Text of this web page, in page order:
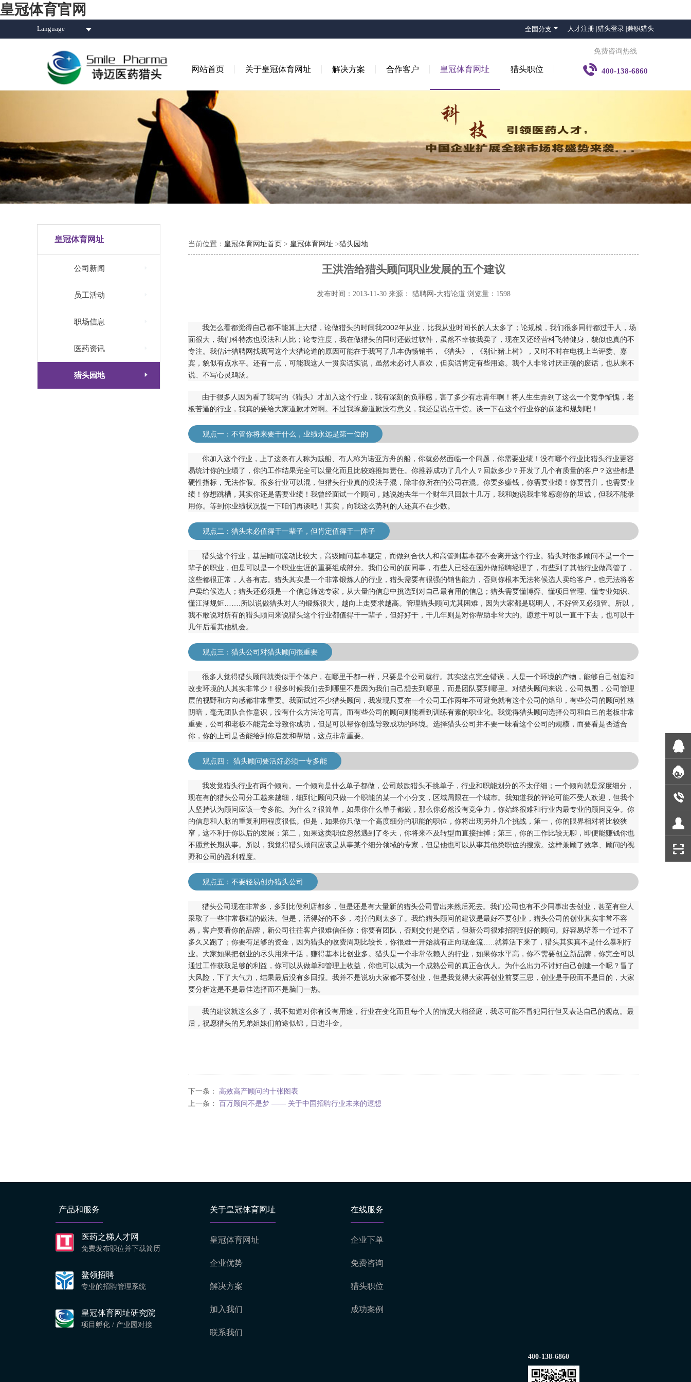
皇冠体育官网
Language 全国分支  人才注册 |猎头登录 |兼职猎头
网站首页 关于皇冠体育网址 解决方案 合作客户 皇冠体育网址 猎头职位
免费咨询热线
 400-138-6860
皇冠体育网址
公司新闻
员工活动
职场信息
医药资讯
猎头园地 
当前位置： 皇冠体育网址首页 > 皇冠体育网址 >猎头园地
王洪浩给猎头顾问职业发展的五个建议
发布时间：2013-11-30 来源： 猎聘网-大猎论道 浏览量：1598
我怎么看都觉得自己都不能算上大猎，论做猎头的时间我2002年从业，比我从业时间长的人太多了；论规模，我们很多同行都过千人，场
面很大，我们科特杰也没法和人比；论专注度，我在做猎头的同时还做过软件，虽然不幸被我卖了，现在又还经营科飞特健身，貌似也真的不
专注。我估计猎聘网找我写这个大猎论道的原因可能在于我写了几本伪畅销书，《猎头》，《别让猪上树》，又时不时在电视上当评委、嘉
宾，貌似有点水平。还有一点，可能我这人一贯实话实说，虽然未必讨人喜欢，但实话肯定有些用途。我个人非常讨厌正确的废话，也从来不
说、不写心灵鸡汤。
由于很多人因为看了我写的《猎头》才加入这个行业，我有深刻的负罪感，害了多少有志青年啊！将人生生弄到了这么一个竞争惭愧，老
板苦逼的行业，我真的要给大家道歉才对啊。不过我琢磨道歉没有意义，我还是说点干货。谈一下在这个行业你的前途和规划吧！
观点一：不管你将来要干什么，业绩永远是第一位的
你加入这个行业，上了这条有人称为贼船、有人称为诺亚方舟的船，你就必然面临一个问题，你需要业绩！没有哪个行业比猎头行业更容
易统计你的业绩了，你的工作结果完全可以量化而且比较难推卸责任。你推荐成功了几个人？回款多少？开发了几个有质量的客户？这些都是
硬性指标，无法作假。很多行业可以混，但猎头行业真的没法子混，除非你所在的公司在混。你要多赚钱，你需要业绩！你要晋升，也需要业
绩！你想跳槽，其实你还是需要业绩！我曾经面试一个顾问，她说她去年一个财年只回款十几万，我和她说我非常感谢你的坦诚，但我不能录
用你。等到你业绩状况提一下咱们再谈吧！其实，向我这么势利的人还真不在少数。
观点二：猎头未必值得干一辈子，但肯定值得干一阵子
猎头这个行业，基层顾问流动比较大，高级顾问基本稳定，而做到合伙人和高管则基本都不会离开这个行业。猎头对很多顾问不是一个一
辈子的职业，但是可以是一个职业生涯的重要组成部分。我们公司的前同事，有些人已经在国外做招聘经理了，有些到了其他行业做高管了，
这些都很正常，人各有志。猎头其实是一个非常锻炼人的行业，猎头需要有很强的销售能力，否则你根本无法将候选人卖给客户，也无法将客
户卖给候选人；猎头还必须是一个信息筛选专家，从大量的信息中挑选到对自己最有用的信息；猎头需要懂博弈、懂项目管理、懂专业知识、
懂江湖规矩…….所以说做猎头对人的锻炼很大，越向上走要求越高。管理猎头顾问尤其困难，因为大家都是聪明人，不好管又必须管。所以，
我不敢说对所有的猎头顾问来说猎头这个行业都值得干一辈子，但好好干，干几年则是对你帮助非常大的。愿意干可以一直干下去，也可以干
几年后看其他机会。
观点三：猎头公司对猎头顾问很重要
很多人觉得猎头顾问就类似于个体户，在哪里干都一样，只要是个公司就行。其实这点完全错误，人是一个环境的产物，能够自己创造和
改变环境的人其实非常少！很多时候我们去到哪里不是因为我们自己想去到哪里，而是团队要到哪里。对猎头顾问来说，公司氛围，公司管理
层的视野和方向感都非常重要。我面试过不少猎头顾问，我发现只要在一个公司工作两年不可避免就有这个公司的烙印，有些公司的顾问性格
阴暗，毫无团队合作意识，没有什么方法论可言。而有些公司的顾问则能看到训练有素的职业化。我觉得猎头顾问选择公司和自己的老板非常
重要，公司和老板不能完全导致你成功，但是可以帮你创造导致成功的环境。选择猎头公司并不要一味看这个公司的规模，而要看是否适合
你，你的上司是否能给到你启发和帮助，这点非常重要。
观点四： 猎头顾问要活好必须一专多能
我发觉猎头行业有两个倾向。一个倾向是什么单子都做，公司鼓励猎头不挑单子，行业和职能划分的不太仔细；一个倾向就是深度细分，
现在有的猎头公司分工越来越细，细到让顾问只做一个职能的某一个小分支，区域局限在一个城市。我知道我的评论可能不受人欢迎，但我个
人坚持认为顾问应该一专多能。为什么？很简单，如果你什么单子都做，那么你必然没有竞争力，你始终很难和行业内最专业的顾问竞争。你
的信息和人脉的重复利用程度很低。但是，如果你只做一个高度细分的职能的职位，你将出现另外几个挑战，第一，你的眼界相对将比较狭
窄，这不利于你以后的发展；第二，如果这类职位忽然遇到了冬天，你将来不及转型而直接挂掉；第三，你的工作比较无聊，即便能赚钱你也
不愿意长期从事。所以，我觉得猎头顾问应该是从事某个细分领域的专家，但是他也可以从事其他类职位的搜索。这样兼顾了效率、顾问的视
野和公司的盈利程度。
观点五：不要轻易创办猎头公司
猎头公司现在非常多，多到比便利店都多，但是还是有大量新的猎头公司冒出来然后死去。我们公司也有不少同事出去创业，甚至有些人
采取了一些非常极端的做法。但是，活得好的不多，垮掉的则太多了。我给猎头顾问的建议是最好不要创业，猎头公司的创业其实非常不容
易，客户要看你的品牌，新公司往往客户很难信任你；你要有团队，否则交付是空话，但新公司很难招聘到好的顾问。好容易培养一个过不了
多久又跑了；你要有足够的资金，因为猎头的收费周期比较长，你很难一开始就有正向现金流…..就算活下来了，猎头其实真不是什么暴利行
业。大家如果把创业的尽头用来干活，赚得基本比创业多。猎头是一个非常依赖人的行业，如果你水平高，你不需要创立新品牌，你完全可以
通过工作获取足够的利益，你可以从做单和管理上收益，你也可以成为一个成熟公司的真正合伙人。为什么出力不讨好自己创建一个呢？冒了
大风险，下了大气力，结果最后没有多回报。我并不是说劝大家都不要创业，但是我觉得大家再创业前要三思，创业是手段而不是目的，大家
要分析这是不是最佳选择而不是脑门一热。
我的建议就这么多了，我不知道对你有没有用途，行业在变化而且每个人的情况大相径庭，我尽可能不冒犯同行但又表达自己的观点。最
后，祝愿猎头的兄弟姐妹们前途似锦，日进斗金。
下一条： 高效高产顾问的十张图表
上一条：
百万顾问不是梦 —— 关于中国招聘行业未来的遐想
产品和服务
医药之梯人才网
免费发布职位并下载简历
鳌领招聘
专业的招聘管理系统
皇冠体育网址研究院
项目孵化 / 产业园对接
关于皇冠体育网址
皇冠体育网址
企业优势
解决方案
加入我们
联系我们
在线服务
企业下单
免费咨询
猎头职位
成功案例
400-138-6860